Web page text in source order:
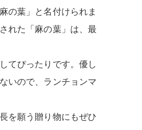
の葉」と名付けられま
れた「麻の葉」は、最
てぴったりです。優し
いので、ランチョンマ
を願う贈り物にもぜひ